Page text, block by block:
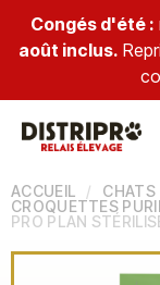
Congés d'été :
août inclus.
ACCUEIL
CHATS
CROQUETTES
PRO PLAN